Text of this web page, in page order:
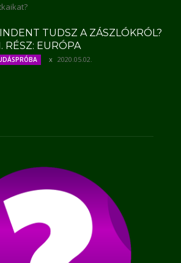
TUDSZ A ZÁSZLÓKRÓL?
RÉSZ: EURÓPA
2020.05.02.